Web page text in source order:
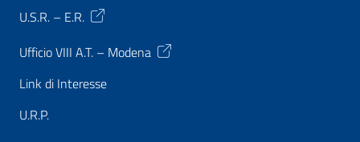
U.S.R. – E.R.
Ufficio VIII A.T. – Modena
Link di Interesse
U.R.P.